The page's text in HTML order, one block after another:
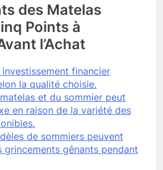
des Matelas
Points à
l’Achat
financier
la qualité choisie.
et du sommier peut
en raison de la variété des
de sommiers peuvent
grincements gênants pendant